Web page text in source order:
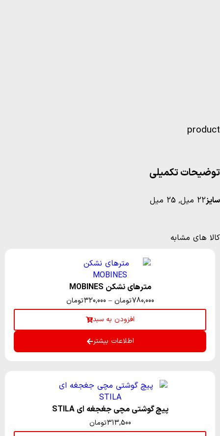
product
توضیحات تکمیلی
سایز22 میل, 25 میل
کالا های مشابه
مترهای نشکن MOBINES
780,000تومان –
320,000تومان
افزودن به سبد
اطلاعات بیشتر
پیچ گوشتی مچی جغجغه ای STILA
313,500تومان